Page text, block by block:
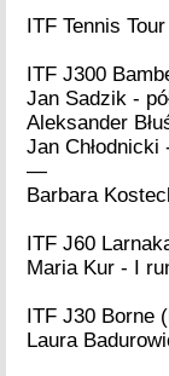
ITF Tennis
ITF J300
Jan Sadzik -
Aleksander
Jan
—
Barbara
ITF J60
Maria Kur - I
ITF J30 Borne
Laura